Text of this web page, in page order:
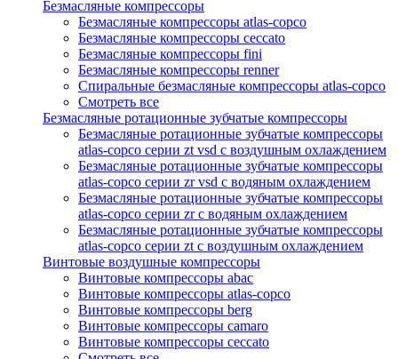
Безмасляные компрессоры
Безмасляные компрессоры atlas-copco
Безмасляные компрессоры ceccato
Безмасляные компрессоры fini
Безмасляные компрессоры renner
Спиральные безмасляные компрессоры atlas-copco
Смотреть все
Безмасляные ротационные зубчатые компрессоры
Безмасляные ротационные зубчатые компрессоры
atlas-copco серии zt vsd с воздушным охлаждением
Безмасляные ротационные зубчатые компрессоры
atlas-copco серии zr vsd с водяным охлаждением
Безмасляные ротационные зубчатые компрессоры
atlas-copco серии zr с водяным охлаждением
Безмасляные ротационные зубчатые компрессоры
atlas-copco серии zt с воздушным охлаждением
Винтовые воздушные компрессоры
Винтовые компрессоры abac
Винтовые компрессоры atlas-copco
Винтовые компрессоры berg
Винтовые компрессоры camaro
Винтовые компрессоры ceccato